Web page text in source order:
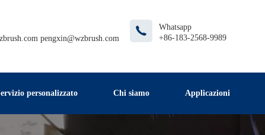
pengxin@wzbrush.com
Whatsapp
+86-183-2568-9989
personalizzato Chi siamo Applicazioni